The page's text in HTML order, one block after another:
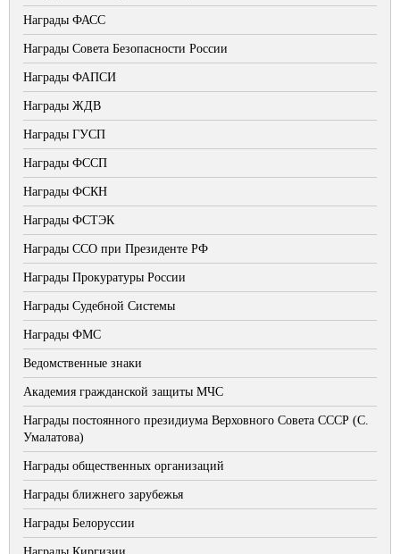
Награды ФАСС
Награды Совета Безопасности России
Награды ФАПСИ
Награды ЖДВ
Награды ГУСП
Награды ФССП
Награды ФСКН
Награды ФСТЭК
Награды ССО при Президенте РФ
Награды Прокуратуры России
Награды Судебной Системы
Награды ФМС
Ведомственные знаки
Академия гражданской защиты МЧС
Награды постоянного президиума Верховного Совета СССР (С.
Умалатова)
Награды общественных организаций
Награды ближнего зарубежья
Награды Белоруссии